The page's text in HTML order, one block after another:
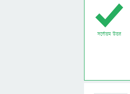
সর্বোত্তম উত্তর